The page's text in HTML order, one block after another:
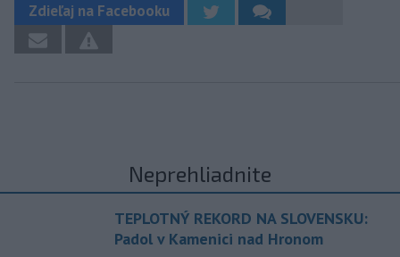
Zdieľaj na Facebooku
Neprehliadnite
TEPLOTNÝ REKORD NA SLOVENSKU:
Padol v Kamenici nad Hronom